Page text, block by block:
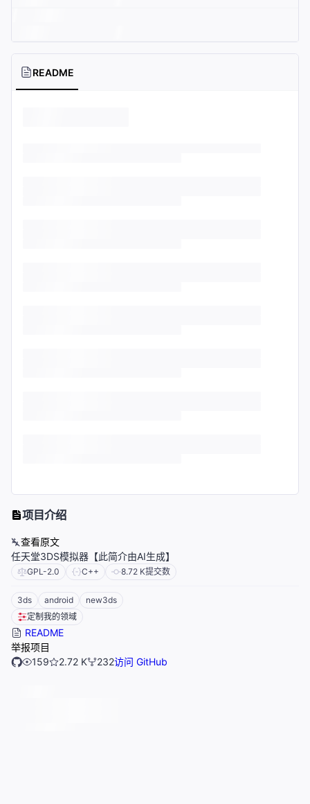
README
项目介绍
查看原文
任天堂3DS模拟器【此简介由AI生成】
GPL-2.0 C++ 8.72 K提交数
3ds android
new3ds
定制我的领域
README
举报项目
159
2.72 K 232访问 GitHub